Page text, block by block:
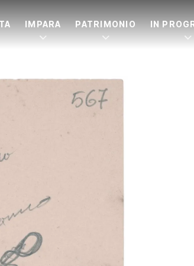
IMPARA PATRIMONIO IN